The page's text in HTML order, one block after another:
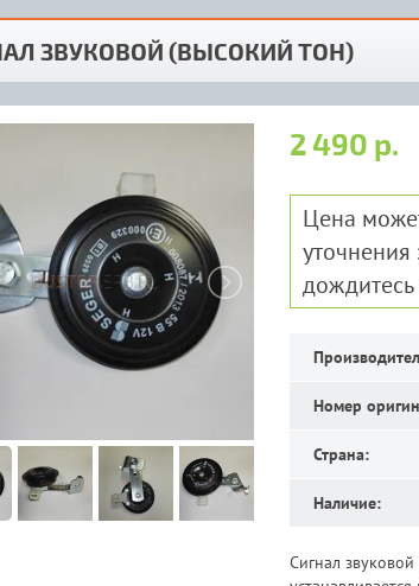
ЗВУКОВОЙ (ВЫСОКИЙ ТОН)
2 490 р.
Цена
Номер
Страна:
Наличие:
Сигнал